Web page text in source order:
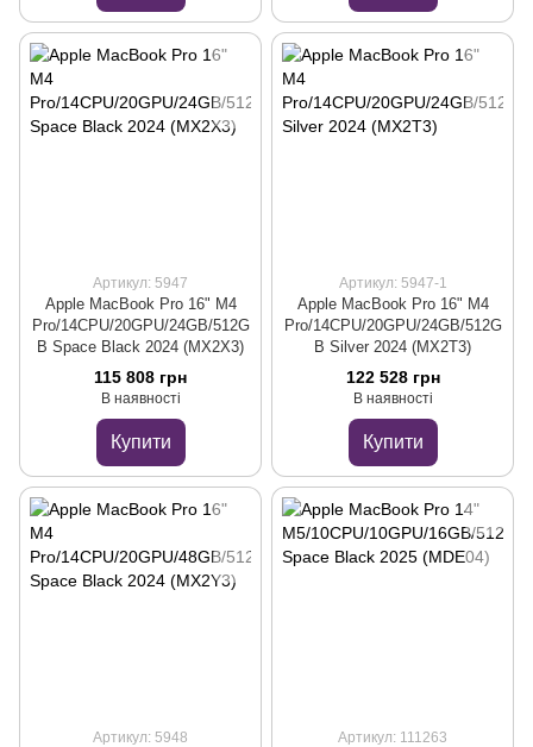
Артикул: 5947
Apple MacBook Pro 16" M4
Pro/14CPU/20GPU/24GB/512G
B Space Black 2024 (MX2X3)
115 808 грн
В наявності
Купити
Артикул: 5947-1
Apple MacBook Pro 16" M4
Pro/14CPU/20GPU/24GB/512G
B Silver 2024 (MX2T3)
122 528 грн
В наявності
Купити
Артикул: 5948 Артикул: 111263